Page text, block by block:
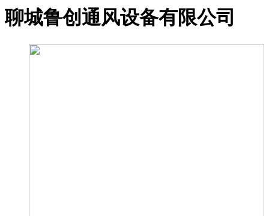
聊城鲁创通风设备有限公司